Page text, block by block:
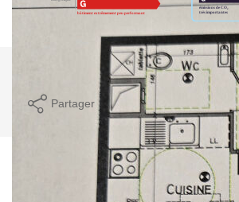
Partager
Ce bien est soumis à un
des Risques et Pollutions). Pour